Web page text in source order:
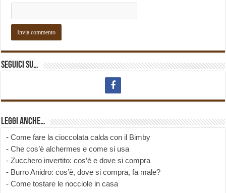
Seguici su…
Leggi anche…
-Come fare la cioccolata calda con il Bimby
-Che cos’è alchermes e come si usa
-Zucchero invertito: cos’è e dove si compra
- Burro Anidro: cos’è, dove si compra, fa male?
-Come tostare le nocciole in casa